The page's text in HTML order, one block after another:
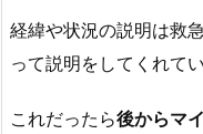
経緯や状況の説明は救
って説明をしてくれて
これだったら後からマ